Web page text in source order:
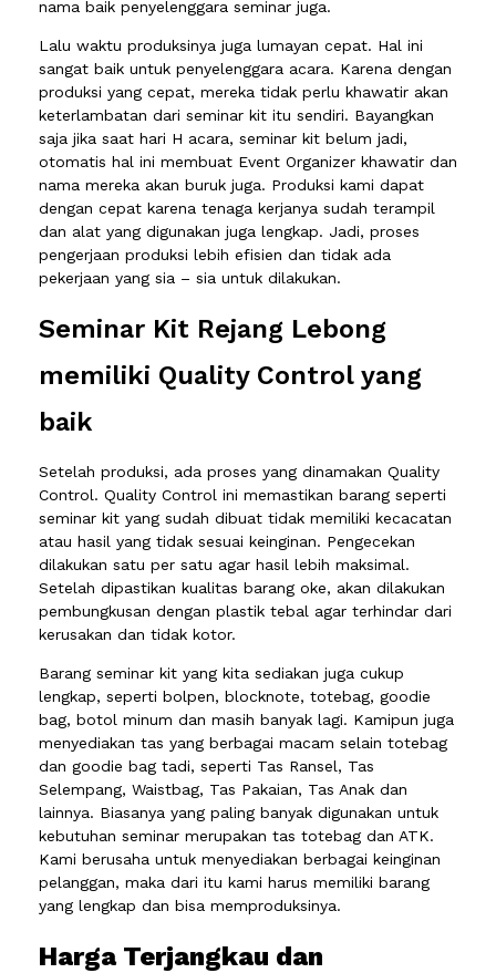
nama baik penyelenggara seminar juga.
Lalu waktu produksinya juga lumayan cepat. Hal ini
sangat baik untuk penyelenggara acara. Karena dengan
produksi yang cepat, mereka tidak perlu khawatir akan
keterlambatan dari seminar kit itu sendiri. Bayangkan
saja jika saat hari H acara, seminar kit belum jadi,
otomatis hal ini membuat Event Organizer khawatir dan
nama mereka akan buruk juga. Produksi kami dapat
dengan cepat karena tenaga kerjanya sudah terampil
dan alat yang digunakan juga lengkap. Jadi, proses
pengerjaan produksi lebih efisien dan tidak ada
pekerjaan yang sia – sia untuk dilakukan.
Seminar Kit Rejang Lebong
memiliki Quality Control yang
baik
Setelah produksi, ada proses yang dinamakan Quality
Control. Quality Control ini memastikan barang seperti
seminar kit yang sudah dibuat tidak memiliki kecacatan
atau hasil yang tidak sesuai keinginan. Pengecekan
dilakukan satu per satu agar hasil lebih maksimal.
Setelah dipastikan kualitas barang oke, akan dilakukan
pembungkusan dengan plastik tebal agar terhindar dari
kerusakan dan tidak kotor.
Barang seminar kit yang kita sediakan juga cukup
lengkap, seperti bolpen, blocknote, totebag, goodie
bag, botol minum dan masih banyak lagi. Kamipun juga
menyediakan tas yang berbagai macam selain totebag
dan goodie bag tadi, seperti Tas Ransel, Tas
Selempang, Waistbag, Tas Pakaian, Tas Anak dan
lainnya. Biasanya yang paling banyak digunakan untuk
kebutuhan seminar merupakan tas totebag dan ATK.
Kami berusaha untuk menyediakan berbagai keinginan
pelanggan, maka dari itu kami harus memiliki barang
yang lengkap dan bisa memproduksinya.
Harga Terjangkau dan